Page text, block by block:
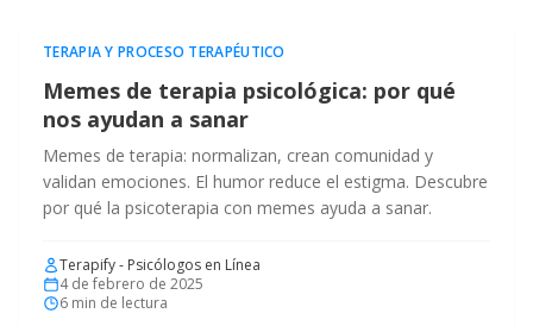
TERAPIA Y PROCESO TERAPÉUTICO
Memes de terapia psicológica: por qué
nos ayudan a sanar
Memes de terapia: normalizan, crean comunidad y
validan emociones. El humor reduce el estigma. Descubre
por qué la psicoterapia con memes ayuda a sanar.
Terapify - Psicólogos en Línea
4 de febrero de 2025
6 min de lectura